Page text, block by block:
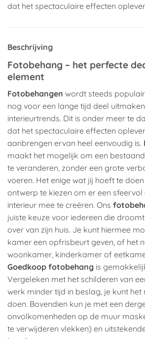
dat het spectaculaire effecten
Beschrijving
Fotobehang – het perfecte
element
Fotobehangen wordt steeds
nog voor een lange tijd deel
interieurtrends. Dit is onder meer te
dat het spectaculaire effecten
aanbrengen ervan heel eenvoudig is.
maakt het mogelijk om een
te veranderen, zonder een grote
voeren. Het enige wat jij hoeft te
ontwerp te kiezen om er een sfeervol
interieur mee te creëren. Ons
juiste keuze voor iedereen die
over van zijn huis. Je kunt hiermee
kamer een opfrisbeurt geven, of het
woonkamer, kinderkamer of
Goedkoop fotobehang is
Vergeleken met het schilderen van
werk minder tijd in beslag, je kunt
doen. Bovendien kun je met een
onvolkomenheden op de muur
te verwijderen vlekken) en